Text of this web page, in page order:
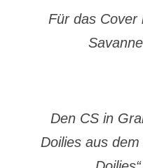
Für das Cover
Den CS in
Doilies aus